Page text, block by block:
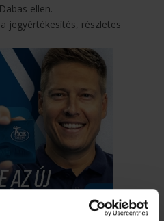
ellen.
jegyértékesítés, részletes